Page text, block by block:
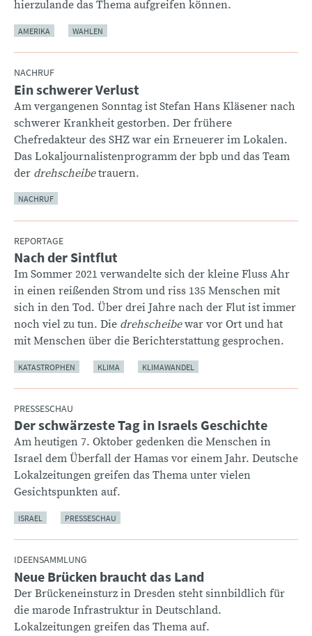
hierzulande das Thema aufgreifen können.
AMERIKA WAHLEN
NACHRUF
:Ein schwerer Verlust
Am vergangenen Sonntag ist Stefan Hans Kläsener nach
schwerer Krankheit gestorben. Der frühere
Chefredakteur des SHZ war ein Erneuerer im Lokalen.
Das Lokaljournalistenprogramm der bpb und das Team
der drehscheibetrauern.
NACHRUF
REPORTAGE
:Nach der Sintflut
Im Sommer 2021 verwandelte sich der kleine Fluss Ahr
in einen reißenden Strom und riss 135 Menschen mit
sich in den Tod. Über drei Jahre nach der Flut ist immer
noch viel zu tun. Die drehscheibewar vor Ort und hat
mit Menschen über die Berichterstattung gesprochen.
KATASTROPHEN KLIMA KLIMAWANDEL
PRESSESCHAU
:Der schwärzeste Tag in Israels Geschichte
Am heutigen 7. Oktober gedenken die Menschen in
Israel dem Überfall der Hamas vor einem Jahr. Deutsche
Lokalzeitungen greifen das Thema unter vielen
Gesichtspunkten auf.
ISRAEL PRESSESCHAU
IDEENSAMMLUNG
:Neue Brücken braucht das Land
Der Brückeneinsturz in Dresden steht sinnbildlich für
die marode Infrastruktur in Deutschland.
Lokalzeitungen greifen das Thema auf.